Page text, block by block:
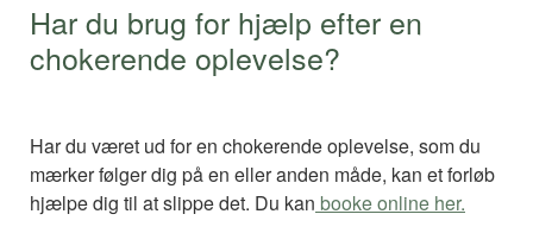
Har du brug for hjælp efter en
chokerende oplevelse?
Har du været ud for en chokerende oplevelse, som du
mærker følger dig på en eller anden måde, kan et forløb
hjælpe dig til at slippe det. Du kan booke online her.